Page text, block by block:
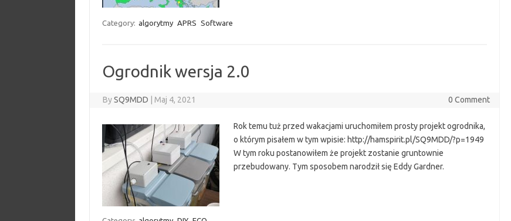
Category: algorytmy APRS Software
Ogrodnik wersja 2.0
BySQ9MDD Maj 4, 2021 0 Comment
Rok temu tuż przed wakacjami uruchomiłem prosty projekt ogrodnika,
o którym pisałem w tym wpisie: http://hamspirit.pl/SQ9MDD/?p=1949
W tym roku postanowiłem że projekt zostanie gruntownie
przebudowany. Tym sposobem narodził się Eddy Gardner.